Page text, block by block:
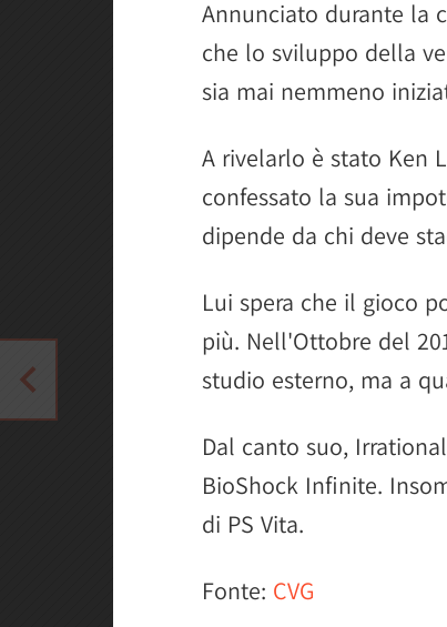
Annunciato durante la
che lo sviluppo della
sia mai nemmeno
A rivelarlo è stato Ken
confessato la sua
dipende da chi deve
Lui spera che il gioco
più. Nell'Ottobre del
studio esterno, ma a
Dal canto suo,
BioShock Infinite.
di PS Vita.
Fonte: CVG